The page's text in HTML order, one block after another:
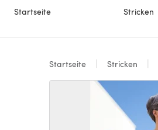
Startseite Stricken
Startseite Stricken